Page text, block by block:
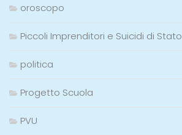
oroscopo
Piccoli Imprenditori e Suicidi di Stato
politica
Progetto Scuola
PVU